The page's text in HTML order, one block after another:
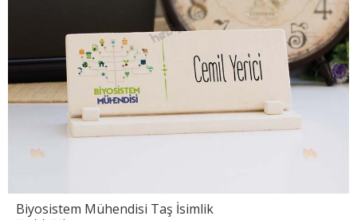
Biyosistem Mühendisi Taş İsimlik